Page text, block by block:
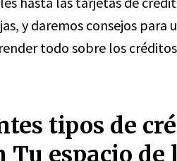
y daremos consejos
todo sobre los
tipos de
Tu espacio de